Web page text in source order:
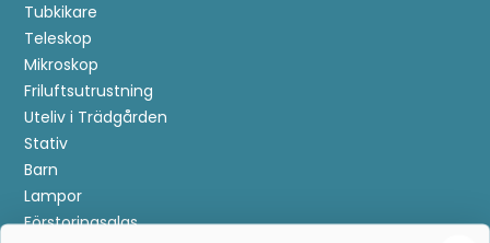
Tubkikare
Teleskop
Mikroskop
Friluftsutrustning
Uteliv i Trädgården
Stativ
Barn
Lampor
Förstoringsglas